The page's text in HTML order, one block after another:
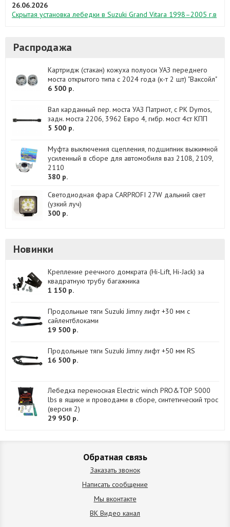
26.06.2026
Скрытая установка лебедки в Suzuki Grand Vitara 1998–2005 г.в
Распродажа
Картридж (стакан) кожуха полуоси УАЗ переднего
моста открытого типа с 2024 года (к-т 2 шт) "Ваксойл"
6 500 р.
Вал карданный пер. моста УАЗ Патриот, с РК Dymos,
задн. моста 2206, 3962 Евро 4, гибр. мост 4ст КПП
5 500 р.
Муфта выключения сцепления, подшипник выжимной
усиленный в сборе для автомобиля ваз 2108, 2109,
2110
380 р.
Светодиодная фара CARPROFI 27W дальний свет
(узкий луч)
300 р.
Новинки
Крепление реечного домкрата (Hi-Lift, Hi-Jack) за
квадратную трубу багажника
1 150 р.
Продольные тяги Suzuki Jimny лифт +30 мм с
сайлентблоками
19 500 р.
Продольные тяги Suzuki Jimny лифт +50 мм RS
16 500 р.
Лебедка переносная Electric winch PRO&TOP 5000
lbs в ящике и проводами в сборе, синтетический трос
(версия 2)
29 950 р.
Обратная связь
Заказать звонок
Написать сообщение
Мы вконтакте
ВК Видео канал